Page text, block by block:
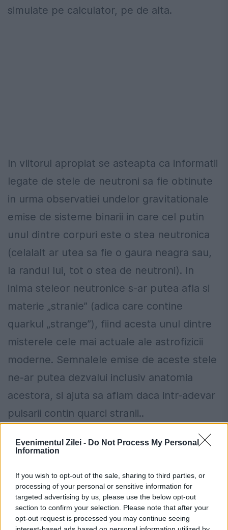
Evenimentul Zilei - Do Not Process My Personal
Information
If you wish to opt-out of the sale, sharing to third parties, or
processing of your personal or sensitive information for
targeted advertising by us, please use the below opt-out
section to confirm your selection. Please note that after your
opt-out request is processed you may continue seeing
simulate pe calculator, pe de alta.
In viitorul apropiat se asteapta ca informatii
legate de stele de neutroni sa fie obtinute
in urma observatiei undelor gravitationale
emise de sisteme binarii in care cel putin
unul dintre corpuri este o stea neutronica
(celalalt ar utea sa fie o gaura neagra sau,
la randul lui, tot o stea de neutroni). In
inima steleor neutronice s-ar putea afla si
materie „stranie” (adica care contine
quarkul „strange”), fiind acesta unul dintre
misterele cele mai actuale ale astrofizicii
moderne. Semnalele emise de aceste stele
ne-ar putea dezvalui inclusiv anatomia
acestora, si ajuta sa aflam daca intr-adevar
pulsarii contin quarci stranii..